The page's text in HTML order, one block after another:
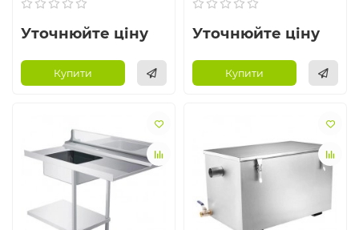
Уточнюйте ціну
Купити
Уточнюйте ціну
Купити